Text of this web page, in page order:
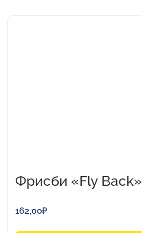
Фрисби «Fly Back»
162,00₽